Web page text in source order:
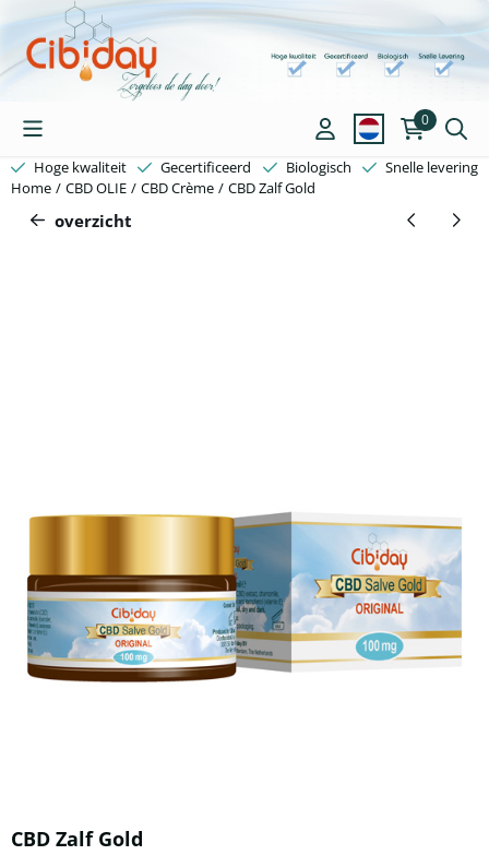
Cookievoorkeuren zijn beschikbaar. Kies instellingen of sta alle
0
Hoge kwaliteit Gecertificeerd Biologisch
Snelle levering
Home / CBD OLIE / CBD Crème / CBD Zalf Gold
overzicht
CBD Zalf Gold